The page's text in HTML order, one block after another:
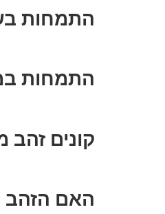
התמחות
התמחות
קונים זהב
האם הזהב לכיוון